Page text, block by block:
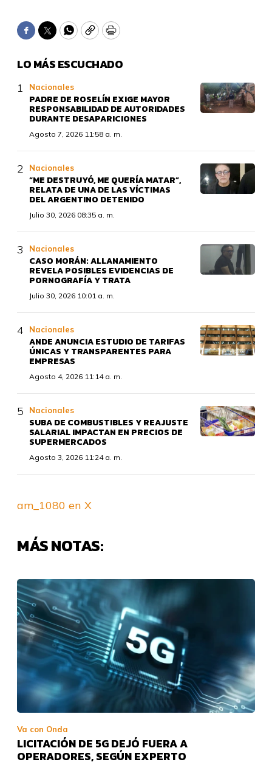
Facebook
TwitterWhatsApp
CopyPrint
LO MÁS ESCUCHADO
Nacionales
PADRE DE ROSELÍN EXIGE MAYOR
RESPONSABILIDAD DE AUTORIDADES
DURANTE DESAPARICIONES
Agosto 7, 2026 11:58 a. m.
Nacionales
“ME DESTRUYÓ, ME QUERÍA MATAR”,
RELATA DE UNA DE LAS VÍCTIMAS
DEL ARGENTINO DETENIDO
Julio 30, 2026 08:35 a. m.
Nacionales
CASO MORÁN: ALLANAMIENTO
REVELA POSIBLES EVIDENCIAS DE
PORNOGRAFÍA Y TRATA
Julio 30, 2026 10:01 a. m.
Nacionales
ANDE ANUNCIA ESTUDIO DE TARIFAS
ÚNICAS Y TRANSPARENTES PARA
EMPRESAS
Agosto 4, 2026 11:14 a. m.
Nacionales
SUBA DE COMBUSTIBLES Y REAJUSTE
SALARIAL IMPACTAN EN PRECIOS DE
SUPERMERCADOS
Agosto 3, 2026 11:24 a. m.
am_1080 en X
MÁS NOTAS:
Va con Onda
LICITACIÓN DE 5G DEJÓ FUERA A
OPERADORES, SEGÚN EXPERTO